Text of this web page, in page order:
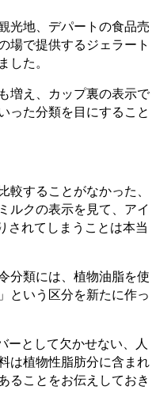
光地、デパートの食品売
場で提供するジェラート
た。
増え、カップ裏の表示で
った分類を目にすること
することがなかった、
ルクの表示を見て、アイ
されてしまうことは本当
分類には、植物油脂を使
という区分を新たに作っ
として欠かせない、人
は植物性脂肪分に含まれ
ることをお伝えしておき